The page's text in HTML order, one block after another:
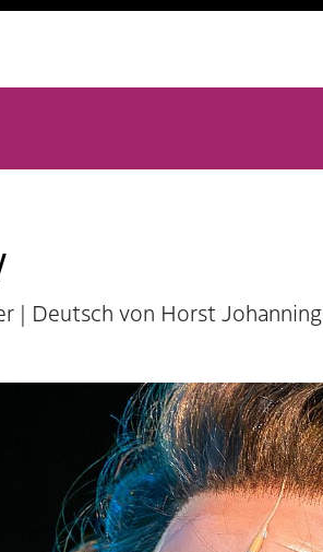
| Deutsch von Horst Johanning